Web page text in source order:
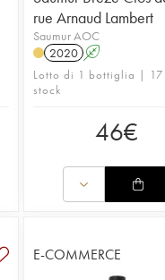
rue Arnaud Lambert
Saumur AOC
2020 A
Lotto di 1 bottiglia | 17
stock
46€
E-COMMERCE